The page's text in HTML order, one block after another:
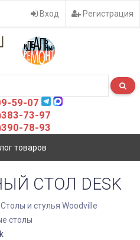
Вход Регистрация
59-07
73-97
78-93
товаров
СТОЛ DESK
Столы и стулья Woodville
столы